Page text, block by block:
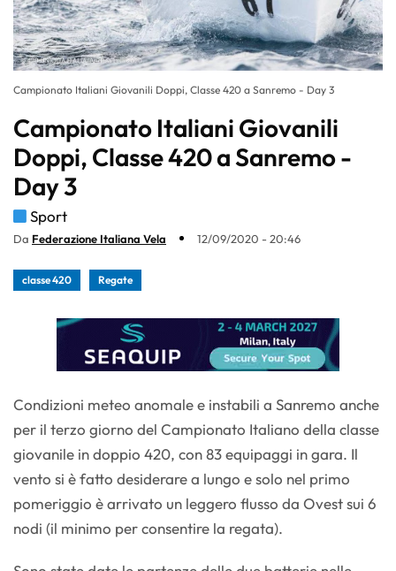
Campionato Italiani Giovanili Doppi, Classe 420 a Sanremo - Day 3
Campionato Italiani Giovanili
Doppi, Classe 420 a Sanremo -
Day 3
Sport
Da Federazione Italiana Vela 12/09/2020 - 20:46
classe 420 Regate
Condizioni meteo anomale e instabili a Sanremo anche
per il terzo giorno del Campionato Italiano della classe
giovanile in doppio 420, con 83 equipaggi in gara. Il
vento si è fatto desiderare a lungo e solo nel primo
pomeriggio è arrivato un leggero flusso da Ovest sui 6
nodi (il minimo per consentire la regata).